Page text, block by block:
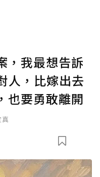
確認送出
前往 購買點數
，我最想告訴
，比嫁出去
也要勇敢離開